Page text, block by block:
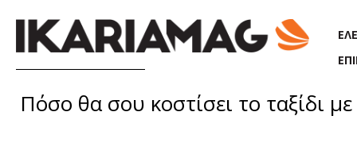
Πόσο θα σου κοστίσει το ταξίδι με